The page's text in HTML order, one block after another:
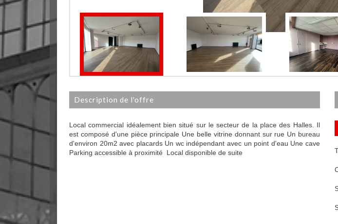
description de l'offre
Local commercial idéalement bien situé sur le secteur de la place des Halles. Il
est composé d'une pièce principale Une belle vitrine donnant sur rue Un bureau
d'environ 20m2 avec placards Un wc indépendant avec un point d'eau Une cave
Parking accessible à proximité Local disponible de suite